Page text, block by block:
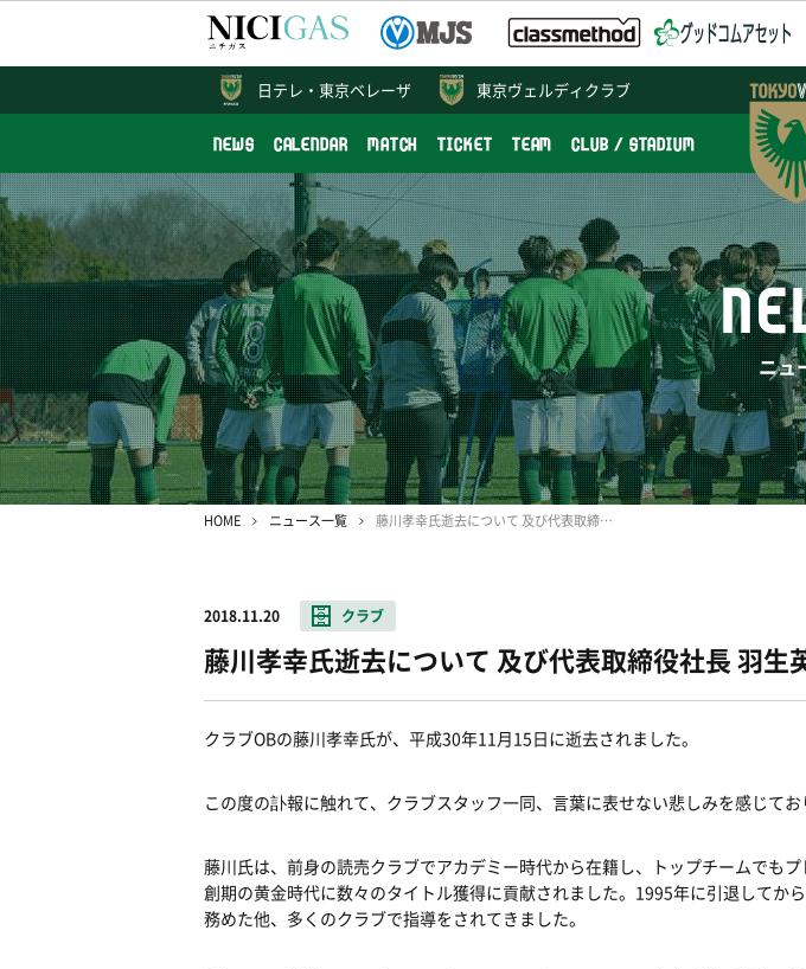
東京ヴェルディクラブ
NEWS CALENDAR MATCH TICKET TEAM CLUB / STADIUM
日テレ・ 東京ベレーザ
ニュ
HOME ニュース一覧 藤川孝幸氏逝去について 及び代表取締役社長 羽生英之の弔辞
2018.11.20 クラブ
藤川孝幸氏逝去について 及び代表取締役社長 羽生
クラブOBの藤川孝幸氏が、平成30年11月15日に逝去されました。
この度の訃報に触れて、クラブスタッフ一同、言葉に表せない悲しみを感じてお
藤川氏は、前身の読売クラブでアカデミー時代から在籍し、トップチームでも
創期の黄金時代に数々のタイトル獲得に貢献されました。1995年に引退してか
務めた他、多くのクラブで指導をされてきました。